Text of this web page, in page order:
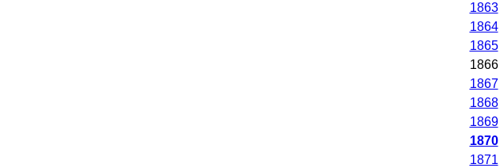
1863
1864
1865
1866
1867
1868
1869
1870
1871